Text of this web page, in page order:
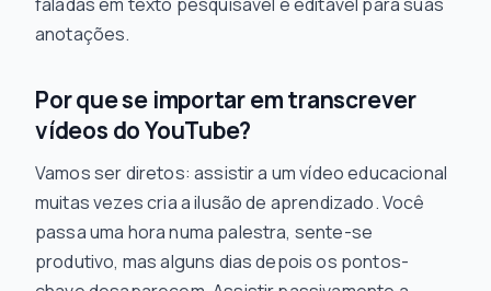
anotações.
Por que se importar em transcrever
vídeos do YouTube?
Vamos ser diretos: assistir a um vídeo educacional
muitas vezes cria a ilusão de aprendizado. Você
passa uma hora numa palestra, sente-se
produtivo, mas alguns dias depois os pontos-